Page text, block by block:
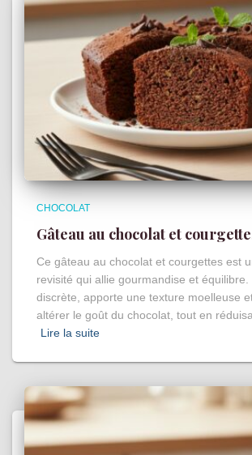
CHOCOLAT
Gâteau au chocolat et
Ce gâteau au chocolat et courgettes est
revisité qui allie gourmandise et équilibre.
discrète, apporte une texture moelleuse
altérer le goût du chocolat, tout en
Lire la suite